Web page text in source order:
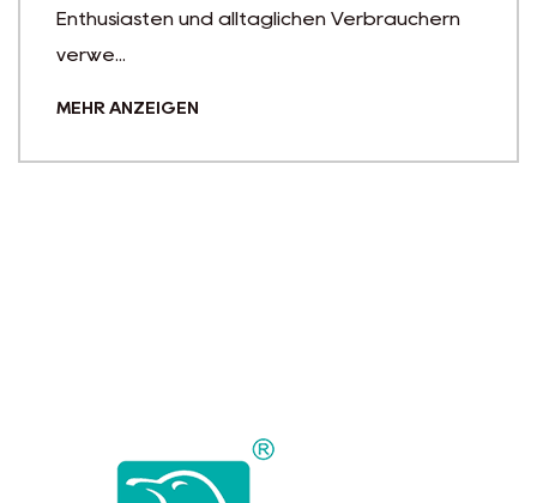
Verbrauchern
MEHR ANZEIGEN